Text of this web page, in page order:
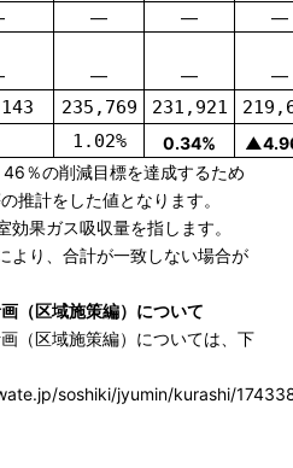
― ―
―
― ― ―
235,769 231,921
1.02% 0.34%
％の削減目標を達成するため
推計をした値となります。
果ガス吸収量を指します。
り、合計が一致しない場合が
（区域施策編）について
（区域施策編）については、下
soshiki/jyumin/kurashi/